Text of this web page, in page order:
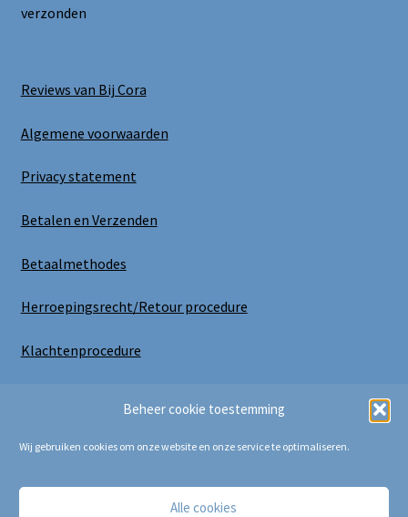
Beheer cookie toestemming
Wij gebruiken cookies om onze website en onze service te optimaliseren.
Alle cookies
verzonden
Reviews van Bij Cora
Algemene voorwaarden
Privacy statement
Betalen en Verzenden
Betaalmethodes
Herroepingsrecht/Retour procedure
Klachtenprocedure